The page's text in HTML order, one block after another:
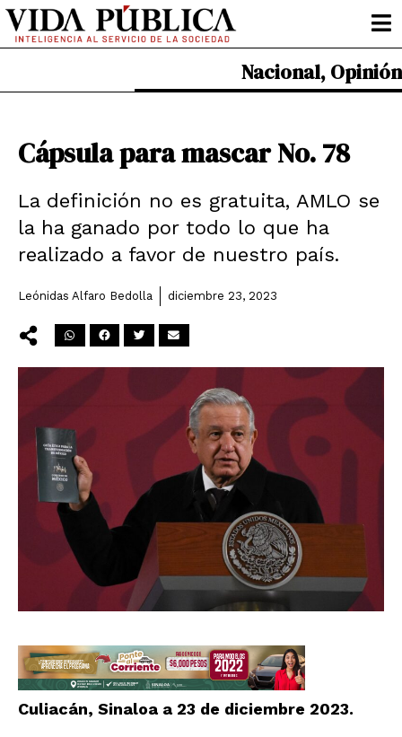
Ir
contenido
Nacional, Opinión
Cápsula para mascar No. 78
La definición no es gratuita, AMLO se
la ha ganado por todo lo que ha
realizado a favor de nuestro país.
Leónidas Alfaro Bedolla diciembre 23, 2023
Culiacán, Sinaloa a 23 de diciembre 2023.